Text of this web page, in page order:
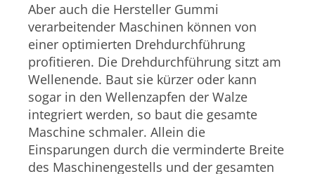
Aber auch die Hersteller Gummi
verarbeitender Maschinen können von
einer optimierten Drehdurchführung
profitieren. Die Drehdurchführung sitzt am
Wellenende. Baut sie kürzer oder kann
sogar in den Wellenzapfen der Walze
integriert werden, so baut die gesamte
Maschine schmaler. Allein die
Einsparungen durch die verminderte Breite
des Maschinengestells und der gesamten